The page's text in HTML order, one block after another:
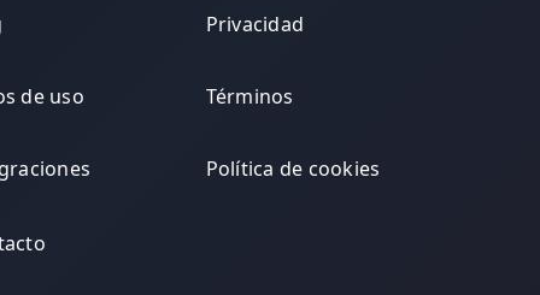
de uso
Privacidad
Términos
Política de cookies